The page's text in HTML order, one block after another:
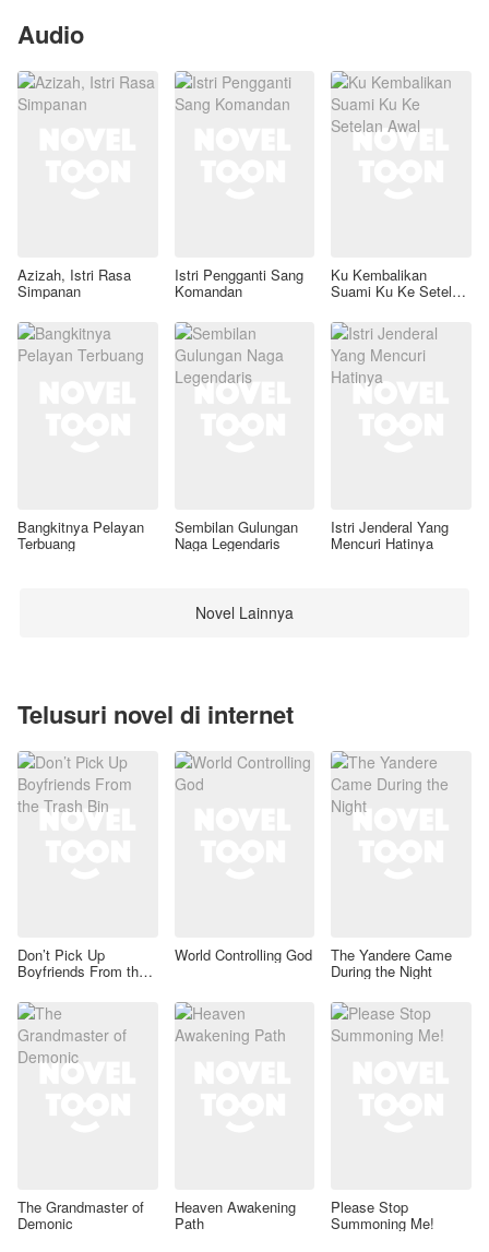
Audio
Azizah, Istri Rasa
Simpanan
Istri Pengganti Sang
Komandan
Ku Kembalikan
Suami Ku Ke Setelan
Bangkitnya Pelayan
Terbuang
Sembilan Gulungan
Naga Legendaris
Istri Jenderal Yang
Mencuri Hatinya
Novel Lainnya
Telusuri novel di internet
Don’t Pick Up
Boyfriends From the
World Controlling God The Yandere Came
During the Night
The Grandmaster of
Demonic
Heaven Awakening
Path
Please Stop
Summoning Me!